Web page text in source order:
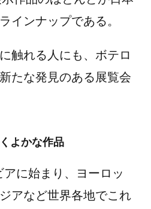
インナップである。
触れる人にも、ボテロ
たな発見のある展覧会
よかな作品
に始まり、ヨーロッ
アなど世界各地でこれ